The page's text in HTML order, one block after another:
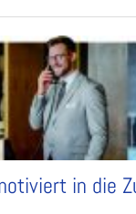
in die